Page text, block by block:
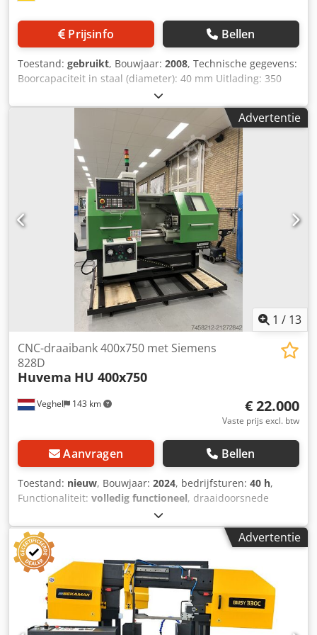
Werktuigmachines Rüschebrinkstr. 151-153 DE - 44143
Dortmund-Wambel
Prijsinfo Bellen
Toestand: gebruikt, Bouwjaar: 2008, Technische gegevens:
Boorcapaciteit in staal (diameter): 40 mm Uitlading: 350
mm Boorslag: 120 mm Boorcapaciteit in gietijzer: 60 mm
Spindelopname MK: MK 4 Spindeluitlading: 350 mm
Dedpjviqybefx Aiiokr Spindeltoerental: 50 - 1450 / 18
stappen omw/min Voeding: automatisch/handmatig
mm/omw Afstand spindel/tafel max.: 25 - 705 mm
Tafelopspanvlak: 430 x 430 mm Boorstellingverstelling: 680
mm Koldiameter: 150 mm Afstand spindelcentrum tot
voetplaat: 1210 mm Totale vermogensbehoefte: 1,6 kW
Machinegewicht ca.: 350 kg Afmetingen machine ca.
LxBxH: 0,95 x 0,55 x 2,3 m Tafel in hoogte verstelbaar
(zwenk- en kantelbaar) Tafel zwenkbaar 45° links/rechts en
360° rondom de kolom draaibaar Draad snijden tot M24
Koelmiddelinrichting
Advertentie
1 / 13
Veghel 143 km
CNC-draaibank 400x750 met Siemens
828D
Huvema HU 400x750
€ 22.000
Vaste prijs excl. btw
Aanvragen Bellen
Toestand: nieuw, Bouwjaar: 2024, bedrijfsturen: 40 h,
Functionaliteit: volledig functioneel, draaidoorsnede
240 mm
doorgang:66 mm, verplaatsingsafstand X-as:210 mm,
verplaatsingsafstand Z-as:
, spil-motorvermogen:
5.500 W
, snelle verplaatsing X-as:210 m/min
(max.):3.000 rpm , totale hoogte:1.600 mm, totale lengte:
2.290 mm, totale breedte:1.340 mm, draaidiameter boven
de dwarsslede: 240 mm, draaidiameter boven het bed-
slede:400 mm, type ingangsstroom:driefasig
totaalgewicht:2.200 kg
, buitendiameter van de klauwplaat:
Advertentie